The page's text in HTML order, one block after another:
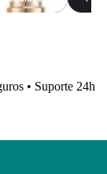
• Suporte 24h